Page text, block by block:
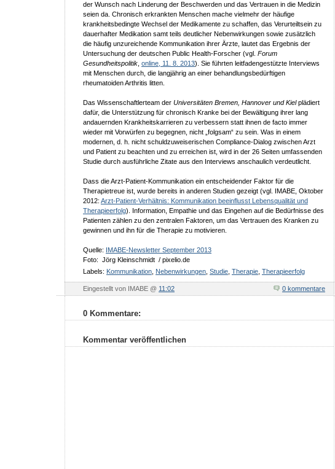
der Wunsch nach Linderung der Beschwerden und das Vertrauen in die Medizin
seien da. Chronisch erkrankten Menschen mache vielmehr der häufige
krankheitsbedingte Wechsel der Medikamente zu schaffen, das Verurteiltsein zu
dauerhafter Medikation samt teils deutlicher Nebenwirkungen sowie zusätzlich
die häufig unzureichende Kommunikation ihrer Ärzte, lautet das Ergebnis der
Untersuchung der deutschen Public Health-Forscher (vgl. Forum
Gesundheitspolitik online, 11. 8. 2013). Sie führten leitfadengestützte Interviews
mit Menschen durch, die langjährig an einer behandlungsbedürftigen
rheumatoiden Arthritis litten.
Das Wissenschaftlerteam der Universitäten Bremen, Hannover und Kielplädiert
dafür, die Unterstützung für chronisch Kranke bei der Bewältigung ihrer lang
andauernden Krankheitskarrieren zu verbessern statt ihnen de facto immer
wieder mit Vorwürfen zu begegnen, nicht „folgsam“ zu sein. Was in einem
modernen, d. h. nicht schuldzuweiserischen Compliance-Dialog zwischen Arzt
und Patient zu beachten und zu erreichen ist, wird in der 26 Seiten umfassenden
Studie durch ausführliche Zitate aus den Interviews anschaulich verdeutlicht.
Dass die Arzt-Patient-Kommunikation ein entscheidender Faktor für die
Therapietreue ist, wurde bereits in anderen Studien gezeigt (vgl. IMABE, Oktober
2012: Arzt-Patient-Verhältnis: Kommunikation beeinflusst Lebensqualität und
Therapieerfolg). Information, Empathie und das Eingehen auf die Bedürfnisse des
Patienten zählen zu den zentralen Faktoren, um das Vertrauen des Kranken zu
gewinnen und ihn für die Therapie zu motivieren.
Quelle: IMABE-Newsletter September 2013
Foto: Jörg Kleinschmidt / pixelio.de
Labels: Kommunikation Nebenwirkungen Studie Therapie Therapieerfolg
Eingestellt von IMABE @ 11:02 0 kommentare
0 Kommentare:
Kommentar veröffentlichen